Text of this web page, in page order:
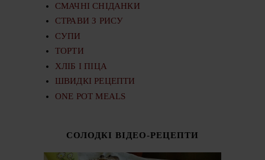
СМАЧНІ СНІДАНКИ
СТРАВИ З РИСУ
СУПИ
ТОРТИ
ХЛІБ І ПІЦА
ШВИДКІ РЕЦЕПТИ
ONE POT MEALS
СОЛОДКІ ВІДЕО-РЕЦЕПТИ